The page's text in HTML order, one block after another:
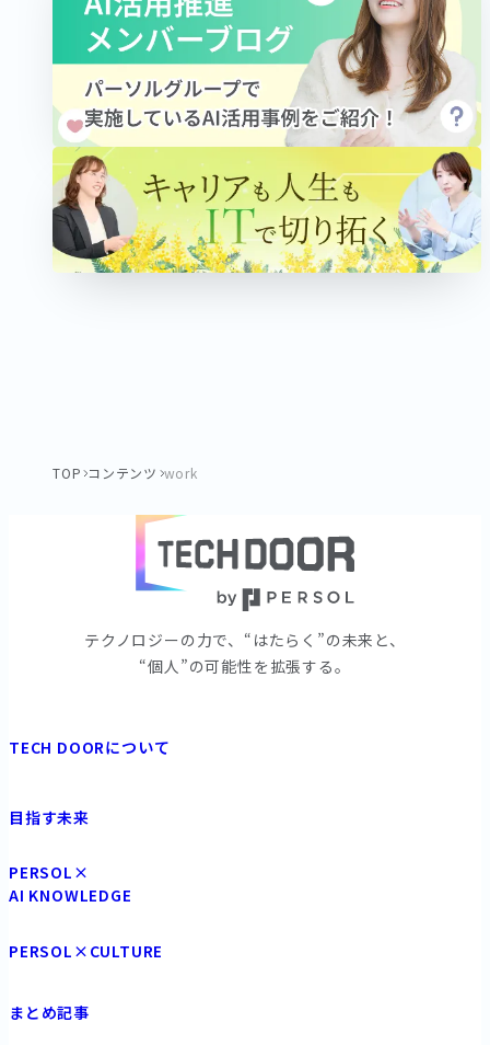
TOP コンテンツ work
テクノロジーの⼒で、“はたらく”の未来と、
“個⼈”の可能性を拡張する。
TECH DOORについて
目指す未来
PERSOL×
AI KNOWLEDGE
PERSOL×CULTURE
まとめ記事